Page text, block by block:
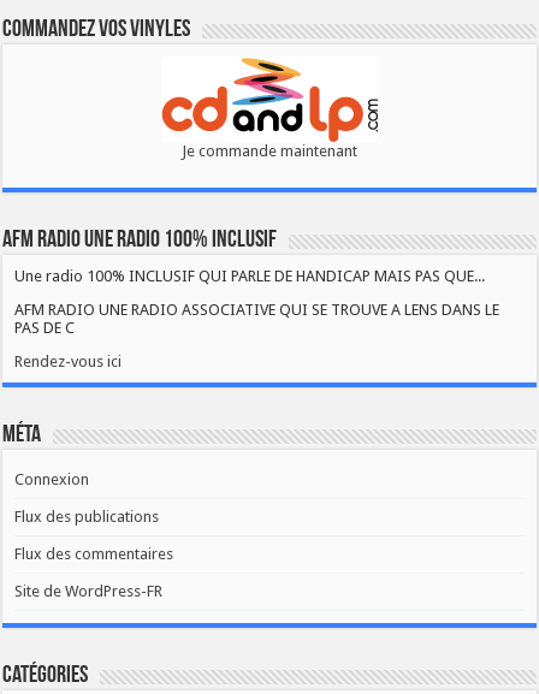
Commandez vos vinyles
Je commande maintenant
AFM RADIO UNE RADIO 100% INCLUSIF
Une radio 100% INCLUSIF QUI PARLE DE HANDICAP MAIS PAS QUE...
AFM RADIO UNE RADIO ASSOCIATIVE QUI SE TROUVE A LENS DANS LE
PAS DE C
Rendez-vous ici
Méta
Connexion
Flux des publications
Flux des commentaires
Site de WordPress-FR
Catégories